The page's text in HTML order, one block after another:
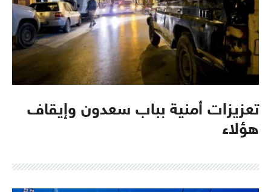
تعزيزات أمنية بباب سعدون وإيقاف
هؤلاء